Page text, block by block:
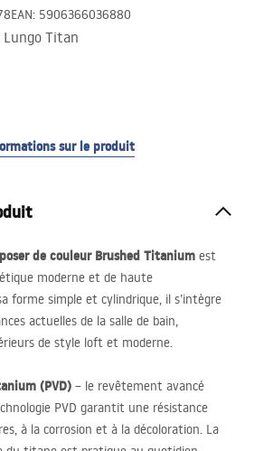
EAN: 5906366036880
Lungo Titan
sur le produit
de couleur Brushed Titanium est
moderne et de haute
forme simple et cylindrique, il s’intègre
actuelles de la salle de bain,
de style loft et moderne.
(PVD) – le revêtement avancé
PVD garantit une résistance
à la corrosion et à la décoloration. La